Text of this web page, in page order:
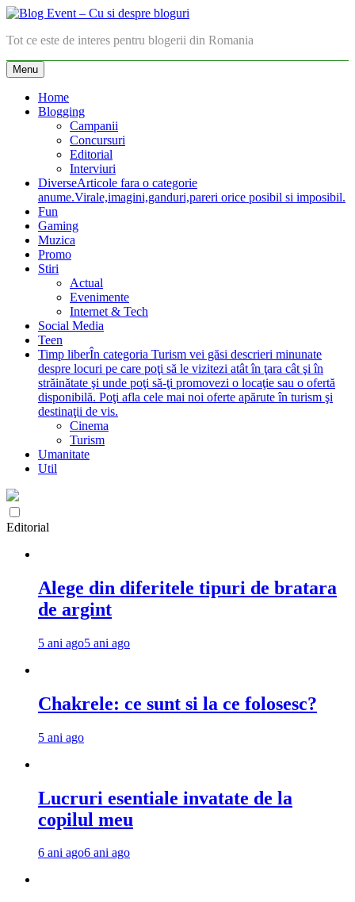
Skip
content
Blog Event – Cu si despre bloguri
Tot ce este de interes pentru blogerii din Romania
Menu
Home
Blogging
Campanii
Concursuri
Editorial
Interviuri
DiverseArticole fara o categorie
anume.Virale,imagini,ganduri,pareri orice posibil si imposibil.
Fun
Gaming
Muzica
Promo
Stiri
Actual
Evenimente
Internet & Tech
Social Media
Teen
Timp liberÎn categoria Turism vei găsi descrieri minunate
despre locuri pe care poţi să le vizitezi atât în ţara cât şi în
străinătate şi unde poţi să-ţi promovezi o locaţie sau o ofertă
disponibilă. Poţi afla cele mai noi oferte apărute în turism şi
destinaţii de vis.
Cinema
Turism
Umanitate
Util
Editorial
Alege din diferitele tipuri de bratara
de argint
5 ani ago5 ani ago
Chakrele: ce sunt si la ce folosesc?
5 ani ago
Lucruri esentiale invatate de la
copilul meu
6 ani ago6 ani ago